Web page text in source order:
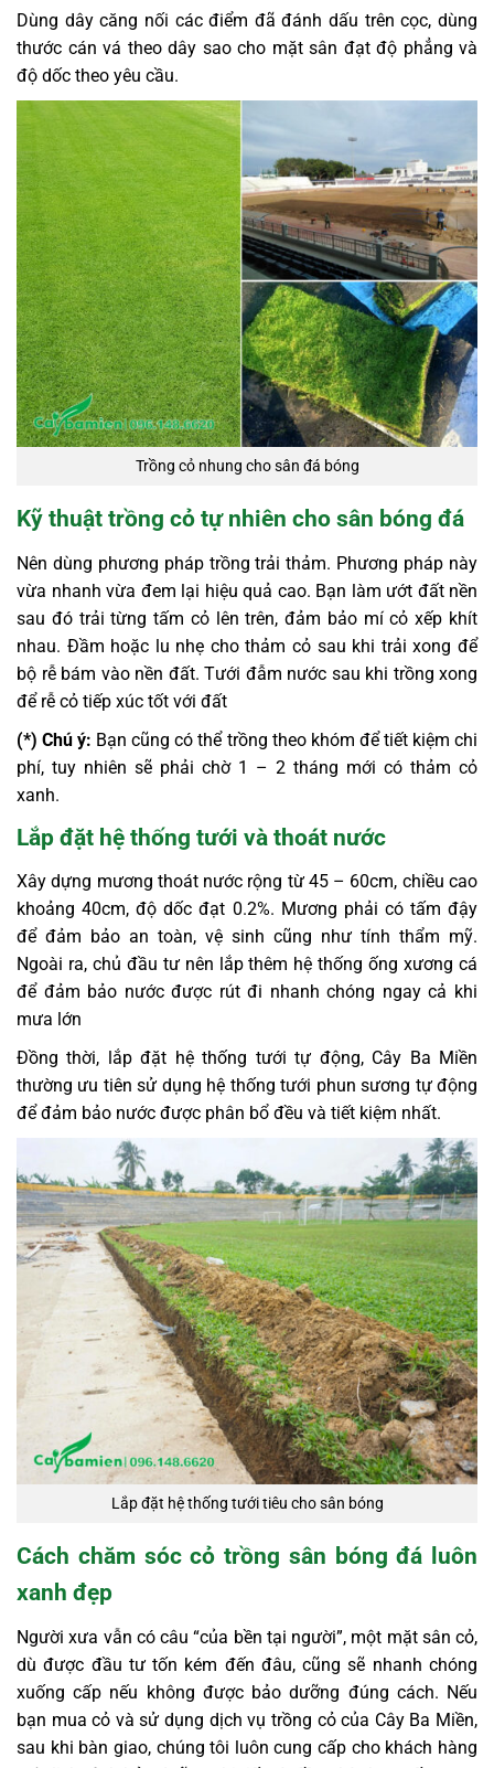
Dùng dây căng nối các điểm đã đánh dấu trên cọc, dùng
thước cán vá theo dây sao cho mặt sân đạt độ phẳng và
độ dốc theo yêu cầu.
Trồng cỏ nhung cho sân đá bóng
Kỹ thuật trồng cỏ tự nhiên cho sân bóng đá
Nên dùng phương pháp trồng trải thảm. Phương pháp này
vừa nhanh vừa đem lại hiệu quả cao. Bạn làm ướt đất nền
sau đó trải từng tấm cỏ lên trên, đảm bảo mí cỏ xếp khít
nhau. Đầm hoặc lu nhẹ cho thảm cỏ sau khi trải xong để
bộ rễ bám vào nền đất. Tưới đẫm nước sau khi trồng xong
để rễ cỏ tiếp xúc tốt với đất
(*) Chú ý: Bạn cũng có thể trồng theo khóm để tiết kiệm chi
phí, tuy nhiên sẽ phải chờ 1 – 2 tháng mới có thảm cỏ
xanh.
Lắp đặt hệ thống tưới và thoát nước
Xây dựng mương thoát nước rộng từ 45 – 60cm, chiều cao
khoảng 40cm, độ dốc đạt 0.2%. Mương phải có tấm đậy
để đảm bảo an toàn, vệ sinh cũng như tính thẩm mỹ.
Ngoài ra, chủ đầu tư nên lắp thêm hệ thống ống xương cá
để đảm bảo nước được rút đi nhanh chóng ngay cả khi
mưa lớn
Đồng thời, lắp đặt hệ thống tưới tự động, Cây Ba Miền
thường ưu tiên sử dụng hệ thống tưới phun sương tự động
để đảm bảo nước được phân bổ đều và tiết kiệm nhất.
Lắp đặt hệ thống tưới tiêu cho sân bóng
Cách chăm sóc cỏ trồng sân bóng đá luôn
xanh đẹp
Người xưa vẫn có câu “của bền tại người”, một mặt sân cỏ,
dù được đầu tư tốn kém đến đâu, cũng sẽ nhanh chóng
xuống cấp nếu không được bảo dưỡng đúng cách. Nếu
bạn mua cỏ và sử dụng dịch vụ trồng cỏ của Cây Ba Miền,
sau khi bàn giao, chúng tôi luôn cung cấp cho khách hàng